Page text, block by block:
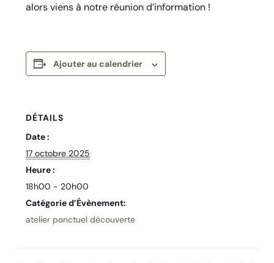
alors viens à notre réunion d’information !
Ajouter au calendrier
DÉTAILS
Date :
17 octobre 2025
Heure :
18h00 - 20h00
Catégorie d’Évènement:
atelier ponctuel découverte